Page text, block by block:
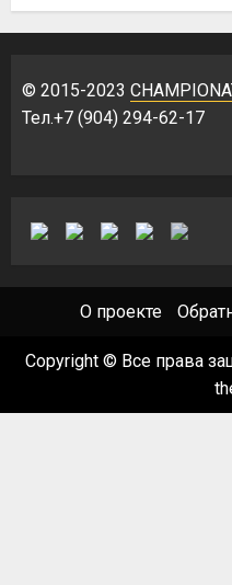
© 2015-2023
Тел.+7 (904) 294-62-17
О проекте
Copyright © Все права